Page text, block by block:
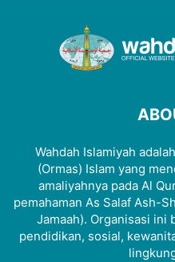
Wahdah Islamiyah
(Ormas) Islam yang
amaliyahnya pada Al
pemahaman As Salaf Ash-
Jamaah). Organisasi ini
pendidikan, sosial,